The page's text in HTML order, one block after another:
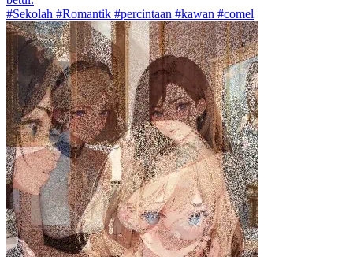
#Sekolah #Romantik #percintaan #kawan #comel